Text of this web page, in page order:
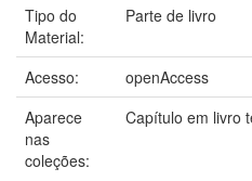
Tipo do
Material:
Parte de livro
Acesso:
openAccess
Aparece
nas
coleções:
Capítulo em livro